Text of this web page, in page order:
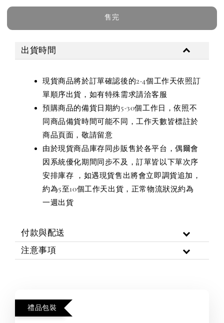
售完
出貨時間
現貨商品將於訂單確認後的2-4個工作天依照訂
單順序出貨，如有特殊需求請洽客服
預購商品的備貨日期約5-30個工作日，依照不
同商品備貨時間可能不同，工作天數皆標註於
商品頁面，敬請留意
由於現貨商品庫存同步販售於各平台，偶爾會
因系統優化期間同步不及，訂單皆以下單次序
安排庫存 ，如遇現貨售出將會立即調貨追加，
約為5至10個工作天出貨，正常物流狀況約為
一週出貨
付款與配送
注意事項
禮品包裝